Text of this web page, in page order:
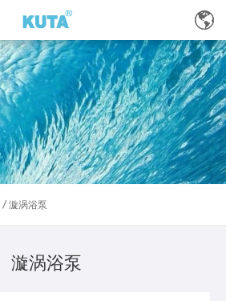
/ 漩涡浴泵
漩涡浴泵